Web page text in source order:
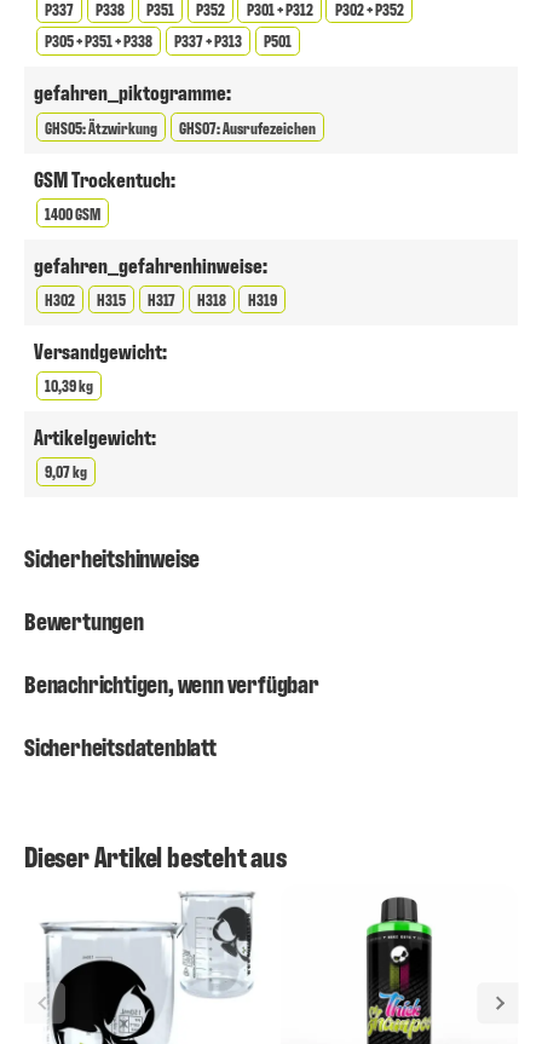
P337
P338 P351 P352 P301 + P312
P302 + P352
P305 + P351 + P338
P337 + P313 P501
gefahren_piktogramme:
GHS05: Ätzwirkung GHS07: Ausrufezeichen
GSM Trockentuch:
1400 GSM
gefahren_gefahrenhinweise:
H302 H315 H317 H318 H319
Versandgewicht:
10,39 kg
Artikelgewicht:
9,07 kg
Sicherheitshinweise
Bewertungen
Benachrichtigen, wenn verfügbar
Sicherheitsdatenblatt
Dieser Artikel besteht aus